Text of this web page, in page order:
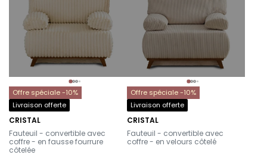
Offre spéciale -10%
Livraison offerte
CRISTAL
-
Fauteuil - convertible avec
coffre - en fausse fourrure
côtelée
Offre spéciale -10%
Livraison offerte
CRISTAL
-
Fauteuil - convertible avec
coffre - en velours côtelé